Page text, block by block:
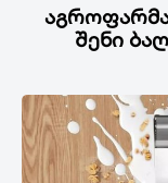
შენი